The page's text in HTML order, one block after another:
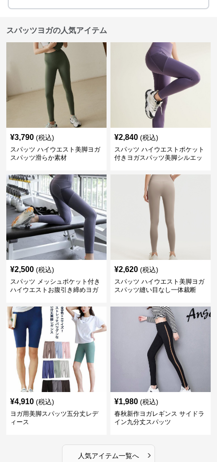
スパッツヨガの人気アイテム
¥3,790 (税込)
スパッツ ハイウエスト美脚ヨガ
スパッツ滑らか素材
¥2,840 (税込)
スパッツ ハイウエストポケット
付きヨガスパッツ美脚シルエッ
¥2,500 (税込)
スパッツ メッシュポケット付き
ハイウエストお腹引き締めヨガ
¥2,620 (税込)
スパッツ ハイウエスト美脚ヨガ
スパッツ縫い目なし一体裁断
¥4,910 (税込)
ヨガ用美脚スパッツ五分丈レデ
ィース
¥1,980 (税込)
春秋新作ヨガレギンス サイドラ
イン九分丈スパッツ
人気アイテム一覧へ ›